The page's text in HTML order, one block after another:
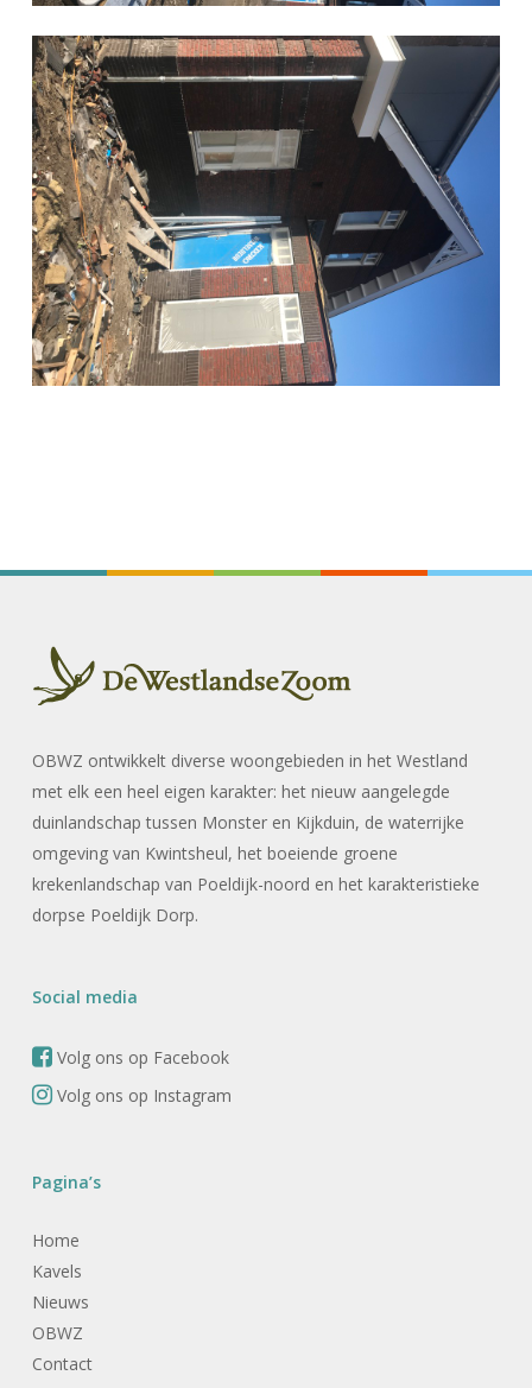
OBWZ ontwikkelt diverse woongebieden in het Westland
met elk een heel eigen karakter: het nieuw aangelegde
duinlandschap tussen Monster en Kijkduin, de waterrijke
omgeving van Kwintsheul, het boeiende groene
krekenlandschap van Poeldijk-noord en het karakteristieke
dorpse Poeldijk Dorp.
Social media
Volg ons op Facebook
Volg ons op Instagram
Pagina’s
Home
Kavels
Nieuws
OBWZ
Contact